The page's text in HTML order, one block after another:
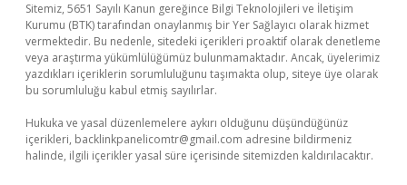
Sitemiz, 5651 Sayılı Kanun gereğince Bilgi Teknolojileri ve İletişim
Kurumu (BTK) tarafından onaylanmış bir Yer Sağlayıcı olarak hizmet
vermektedir. Bu nedenle, sitedeki içerikleri proaktif olarak denetleme
veya araştırma yükümlülüğümüz bulunmamaktadır. Ancak, üyelerimiz
yazdıkları içeriklerin sorumluluğunu taşımakta olup, siteye üye olarak
bu sorumluluğu kabul etmiş sayılırlar.
Hukuka ve yasal düzenlemelere aykırı olduğunu düşündüğünüz
içerikleri, backlinkpanelicomtr@gmail.com adresine bildirmeniz
halinde, ilgili içerikler yasal süre içerisinde sitemizden kaldırılacaktır.